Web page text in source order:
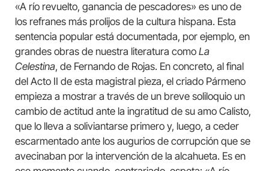
«A río revuelto, ganancia de pescadores» es uno de
los refranes más prolijos de la cultura hispana. Esta
sentencia popular está documentada, por ejemplo, en
grandes obras de nuestra literatura como La
Celestina, de Fernando de Rojas. En concreto, al final
del Acto II de esta magistral pieza, el criado Pármeno
empieza a mostrar a través de un breve soliloquio un
cambio de actitud ante la ingratitud de su amo Calisto,
que lo lleva a soliviantarse primero y, luego, a ceder
escarmentado ante los augurios de corrupción que se
avecinaban por la intervención de la alcahueta. Es en